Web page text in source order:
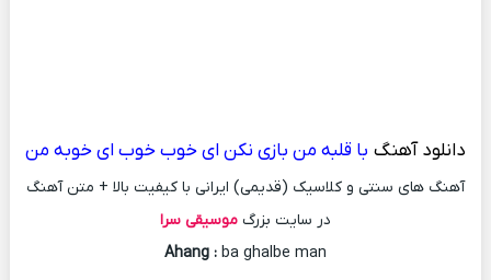
دانلود آهنگ با قلبه من بازی نکن ای خوب خوب ای خوبه من
آهنگ های سنتی و کلاسیک (قدیمی) ایرانی با کیفیت بالا + متن آهنگ
در سایت بزرگ موسیقی سرا
Ahang : ba ghalbe man